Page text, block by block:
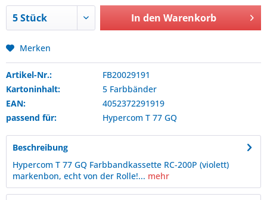
In den Warenkorb
Merken
Artikel-Nr.:
FB20029191
Kartoninhalt:
5 Farbbänder
EAN:
4052372291919
passend für:
Hypercom T 77 GQ
Beschreibung
Hypercom T 77 GQ Farbbandkassette RC-200P (violett)
markenbon, echt von der Rolle!... mehr